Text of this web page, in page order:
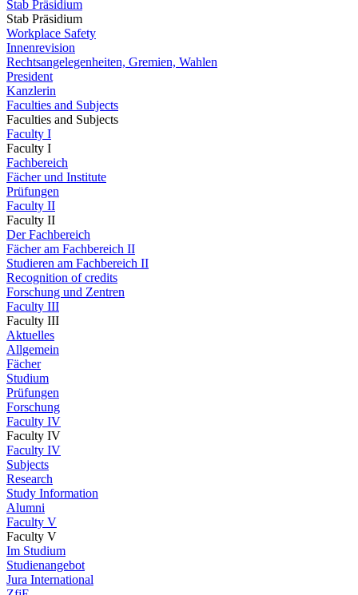
Stab Präsidium
Stab Präsidium
Workplace Safety
Innenrevision
Rechtsangelegenheiten, Gremien, Wahlen
President
Kanzlerin
Faculties and Subjects
Faculties and Subjects
Faculty I
Faculty I
Fachbereich
Fächer und Institute
Prüfungen
Faculty II
Faculty II
Der Fachbereich
Fächer am Fachbereich II
Studieren am Fachbereich II
Recognition of credits
Forschung und Zentren
Faculty III
Faculty III
Aktuelles
Allgemein
Fächer
Studium
Prüfungen
Forschung
Faculty IV
Faculty IV
Faculty IV
Subjects
Research
Study Information
Alumni
Faculty V
Faculty V
Im Studium
Studienangebot
Jura International